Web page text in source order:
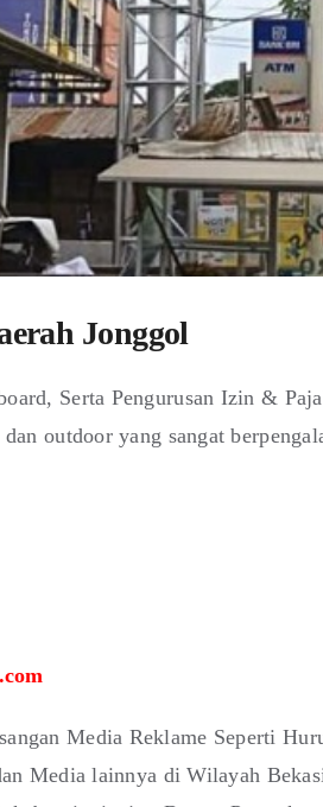
Jonggol
Serta Pengurusan Izin &
outdoor yang sangat
Media Reklame Seperti
Media lainnya di Wilayah